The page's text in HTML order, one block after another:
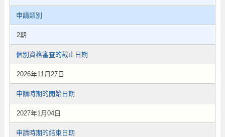
申請類別
2期
個別資格審查的截止日期
2026年11月27日
申請時期的開始日期
2027年1月04日
申請時期的結束日期